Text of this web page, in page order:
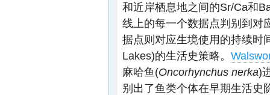
和近岸栖息地之间的Sr/Ca和
线上的每一个数据点判别到对
据点则对应生境使用的持续时
Lakes)的生活史策略。
麻哈鱼(Oncorhynchus nerka)
别出了鱼类个体在早期生活史